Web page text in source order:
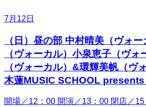
7月12日
（日）昼の部 中村晴美（ヴォ
（ヴォーカル）小泉恵子（ヴォ
（ヴォーカル）&環輝美帆（ヴ
木蓮MUSIC SCHOOL presents
開場／12：00 開演／13：00 閉店／